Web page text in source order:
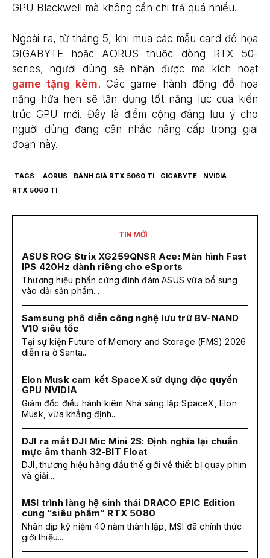
GPU Blackwell mà không cần chi trả quá nhiều.
Ngoài ra, từ tháng 5, khi mua các mẫu card đồ họa
GIGABYTE hoặc AORUS thuộc dòng RTX 50-
series, người dùng sẽ nhận được mã kích hoạt
game tặng kèm. Các game hành động đồ họa
nặng hứa hẹn sẽ tận dụng tốt năng lực của kiến
trúc GPU mới. Đây là điểm cộng đáng lưu ý cho
người dùng đang cân nhắc nâng cấp trong giai
đoạn này.
TAGS AORUS ĐÁNH GIÁ RTX 5060 TI GIGABYTE
NVIDIA
RTX 5060 TI
TIN MỚI
ASUS ROG Strix XG259QNSR Ace: Màn hình Fast
IPS 420Hz dành riêng cho eSports
Thương hiệu phần cứng đình đám ASUS vừa bổ sung
vào dải sản phẩm...
Samsung phô diễn công nghệ lưu trữ BV-NAND
V10 siêu tốc
Tại sự kiện Future of Memory and Storage (FMS) 2026
diễn ra ở Santa...
Elon Musk cam kết SpaceX sử dụng độc quyền
GPU NVIDIA
Giám đốc điều hành kiêm Nhà sáng lập SpaceX, Elon
Musk, vừa khẳng định...
DJI ra mắt DJI Mic Mini 2S: Định nghĩa lại chuẩn
mực âm thanh 32-BIT Float
DJI, thương hiệu hàng đầu thế giới về thiết bị quay phim
và giải...
MSI trình làng hệ sinh thái DRACO EPIC Edition
cùng “siêu phẩm” RTX 5080
Nhân dịp kỷ niệm 40 năm thành lập, MSI đã chính thức
giới thiệu...